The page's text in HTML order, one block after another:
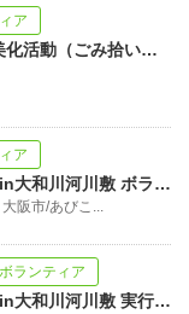
ア
大阪・天王寺地区 定期環境美化活動（ごみ拾い）に参加しませんか？
ア
国際交流×ごみ拾い OICP2025in大和川河川敷 ボランティア募集！
阪市/あびこ...
ランティア
国際交流×ごみ拾い OICP2025in大和川河川敷 実行委員募集！